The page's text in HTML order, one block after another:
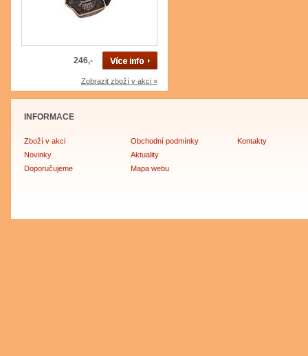
246,-
Zobrazit zboží v akci »
INFORMACE
Zboží v akci
Novinky
Doporučujeme
Obchodní podmínky
Aktuality
Mapa webu
Kontakty